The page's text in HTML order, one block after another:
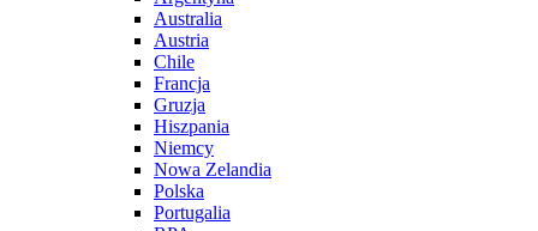
Australia
Austria
Chile
Francja
Gruzja
Hiszpania
Niemcy
Nowa Zelandia
Polska
Portugalia